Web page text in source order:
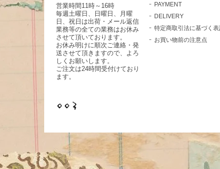
営業時間11時～16時
毎週土曜日、日曜日、月曜
日、祝日は出荷・メール返信
業務等の全ての業務はお休み
させて頂いております。
お休み明けに順次ご連絡・発
送させて頂きますので、よろ
しくお願いします。
ご注文は24時間受付けており
ます。
PAYMENT
DELIVERY
特定商取引法に基づく
お買い物前の注意点